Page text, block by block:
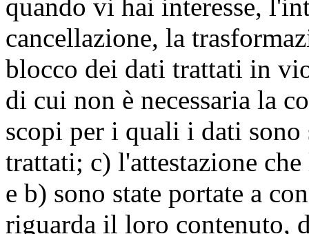
quando vi hai interesse,
cancellazione, la
blocco dei dati trattati in
di cui non è necessaria la
scopi per i quali i dati sono
trattati; c) l'attestazione
e b) sono state portate a
riguarda il loro contenuto,